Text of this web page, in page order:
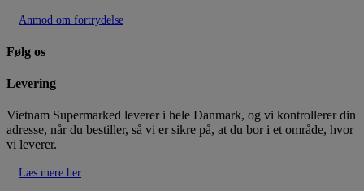
Anmod om fortrydelse
Følg os
Levering
Vietnam Supermarked leverer i hele Danmark, og vi kontrollerer din
adresse, når du bestiller, så vi er sikre på, at du bor i et område, hvor
vi leverer.
Læs mere her